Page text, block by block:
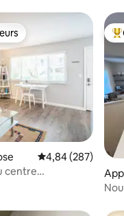
commentaires : 4,93
Évaluation
4,84 (287)
centre